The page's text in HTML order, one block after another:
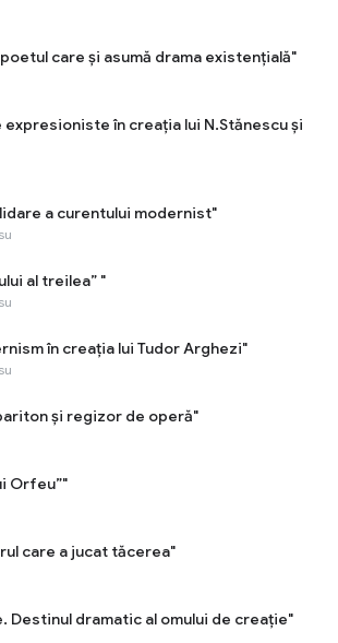
care și asumă drama existențială"
în creația lui N.Stănescu și
a curentului modernist"
al treilea” "
în creația lui Tudor Arghezi"
și regizor de operă"
Orfeu”"
care a jucat tăcerea"
Destinul dramatic al omului de creație"